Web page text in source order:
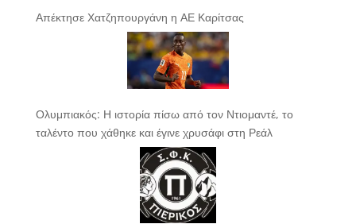
Απέκτησε Χατζηπουργάνη η ΑΕ Καρίτσας
Ολυμπιακός: Η ιστορία πίσω από τον Ντιομαντέ, το
ταλέντο που χάθηκε και έγινε χρυσάφι στη Ρεάλ